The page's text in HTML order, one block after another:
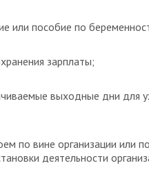
или пособие по
зарплаты;
выходные дни для
по вине организации или
деятельности